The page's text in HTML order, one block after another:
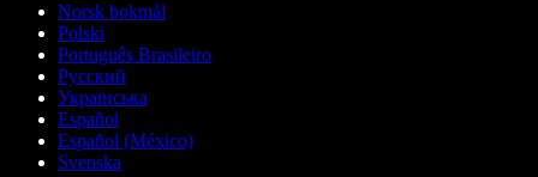
Norsk bokmål
Polski
Português Brasileiro
Русский
Українська
Español
Español (México)
Svenska